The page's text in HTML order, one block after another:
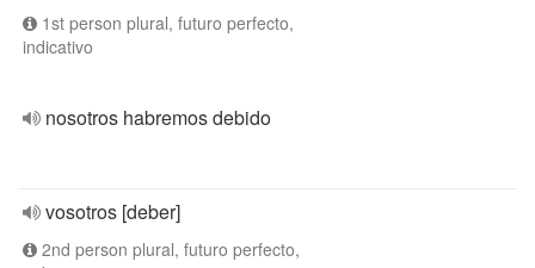
1st person plural, futuro perfecto,
indicativo
nosotros habremos debido
vosotros [deber]
2nd person plural, futuro perfecto,